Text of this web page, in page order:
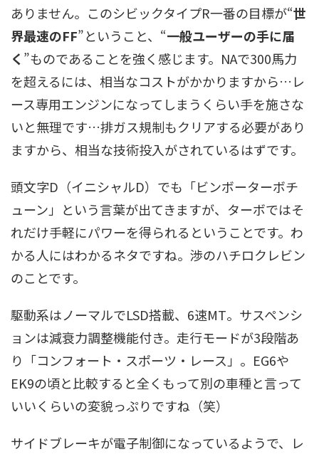
ありません。このシビックタイプR一番の目標が“世
界最速のFF”ということ、“一般ユーザーの手に届
く ”ものであることを強く感じます。NAで300馬力
を超えるには、相当なコストがかかりますから…レ
ース専用エンジンになってしまうくらい手を施さな
いと無理です…排ガス規制もクリアする必要があり
ますから、相当な技術投入がされているはずです。
頭文字D（イニシャルD）でも「ビンボーターボチ
ューン」という言葉が出てきますが、ターボではそ
れだけ手軽にパワーを得られるということです。わ
かる人にはわかるネタですね。渉のハチロクレビン
のことです。
駆動系はノーマルでLSD搭載、6速MT。サスペンシ
ョンは減衰力調整機能付き。走行モードが3段階あ
り「コンフォート・スポーツ・レース」。EG6や
EK9の頃と比較すると全くもって別の車種と言って
いいくらいの変貌っぷりですね（笑）
サイドブレーキが電子制御になっているようで、レ